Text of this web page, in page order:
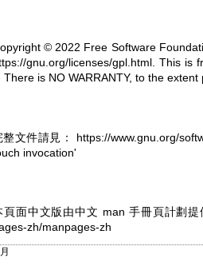
© 2022 Free Software
gnu.org/licenses/gpl.html. This is
There is NO WARRANTY, to the extent
整文件請見： https://www.gnu.org/
invocation'
頁面中文版由中文 man 手冊頁計劃提
zh/manpages-zh